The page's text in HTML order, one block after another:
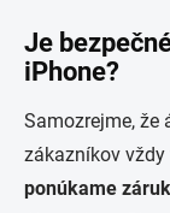
Je
iPhone?
Samozrejme, že
zákazníkov
ponúkame